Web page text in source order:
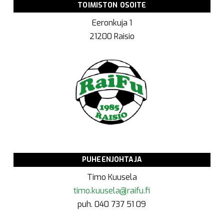
TOIMISTON OSOITE
Eeronkuja 1
21200 Raisio
PUHEENJOHTAJA
Timo Kuusela
timo.kuusela@raifu.fi
puh. 040 737 51 09